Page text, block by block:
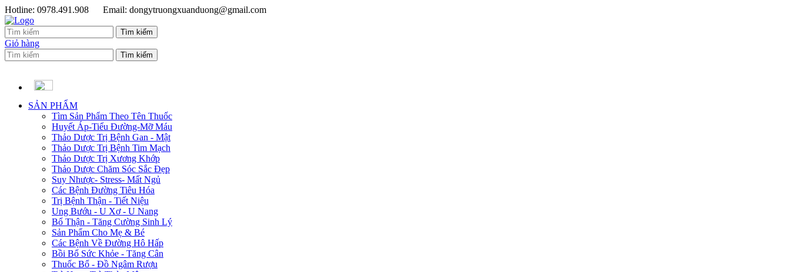
Hotline: 0978.491.908 Email: dongytruongxuanduong@gmail.com
Giỏ hàng
SẢN PHẨM
Tìm Sản Phẩm Theo Tên Thuốc
Huyết Áp-Tiểu Đường-Mỡ Máu
Thảo Dược Trị Bệnh Gan - Mật
Thảo Dược Trị Bệnh Tim Mạch
Thảo Dược Trị Xương Khớp
Thảo Dược Chăm Sóc Sắc Đẹp
Suy Nhược- Stress- Mất Ngủ
Các Bệnh Đường Tiêu Hóa
Trị Bệnh Thận - Tiết Niệu
Ung Bướu - U Xơ - U Nang
Bổ Thận - Tăng Cường Sinh Lý
Sản Phẩm Cho Mẹ & Bé
Các Bệnh Về Đường Hô Hấp
Bồi Bổ Sức Khỏe - Tăng Cân
Thuốc Bổ - Đồ Ngâm Rượu